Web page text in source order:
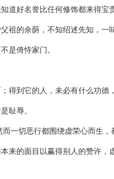
好名誉比任何修饰都来得宝
的余荫，不知绍述先知，一味
是倚恃家门。
到它的人，未必有什么功德
耻辱。
一切恶行都围绕虚荣心而生，
的面目以赢得别人的赞许，